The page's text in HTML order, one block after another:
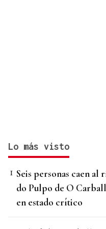
Lo más visto
Seis personas caen al
do Pulpo de O
en estado crítico